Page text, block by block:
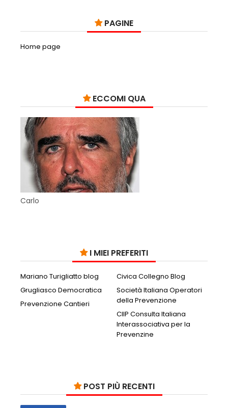
PAGINE
Home page
ECCOMI QUA
Carlo
I MIEI PREFERITI
Mariano Turigliatto blog
Civica Collegno Blog
Grugliasco Democratica
Società Italiana Operatori
della Prevenzione
Prevenzione Cantieri
CIIP Consulta Italiana
Interassociativa per la
Prevenzine
POST PIÙ RECENTI